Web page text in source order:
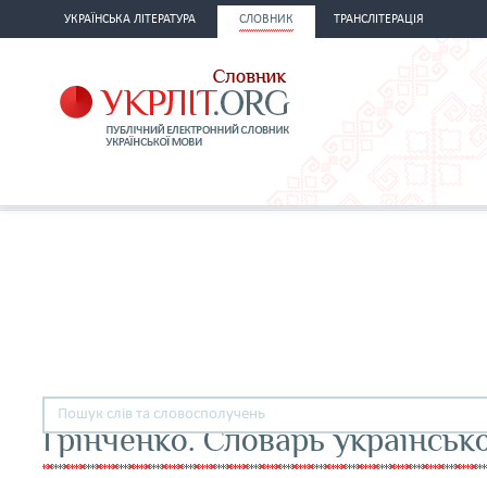
УКРАЇНСЬКА ЛІТЕРАТУРА СЛОВНИК ТРАНСЛІТЕРАЦІЯ
Грінченко. Словарь